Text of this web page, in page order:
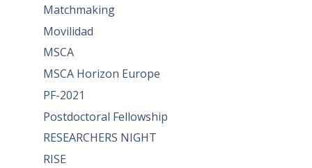
Matchmaking
Movilidad
MSCA
MSCA Horizon Europe
PF-2021
Postdoctoral Fellowship
RESEARCHERS NIGHT
RISE